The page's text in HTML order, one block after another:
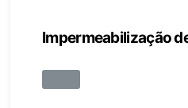
Impermeabilização